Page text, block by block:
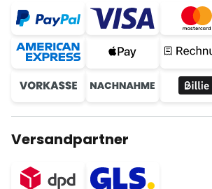
Versandpartner